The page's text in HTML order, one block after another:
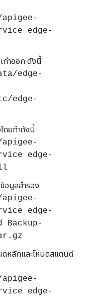
edge-
ก่าออก ดังนี้
edge-
edge-
ดยทําดังนี้
edge-
อมูลสำรอง:
edge-
ดหลักและโหนดสแตนด์
edge-